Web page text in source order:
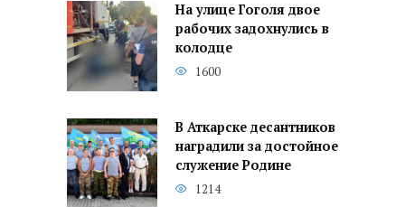
На улице Гоголя двое
рабочих задохнулись в
колодце
1600
В Аткарске десантников
наградили за достойное
служение Родине
1214